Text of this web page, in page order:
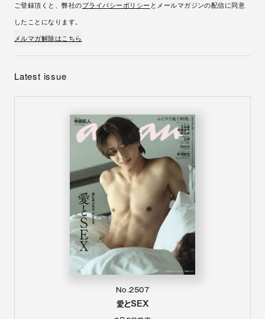
ご登録頂くと、弊社のプライバシーポリシー とメールマガジンの配信に同意
したことになります。
メルマガ解除はこちら
Latest issue
No.2507
愛とSEX